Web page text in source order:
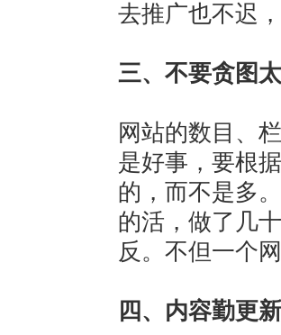
去推广也不迟
三、不要贪图
网站的数目、
是好事，要根
的，而不是多
的活，做了几
反。不但一个
四、内容勤更新